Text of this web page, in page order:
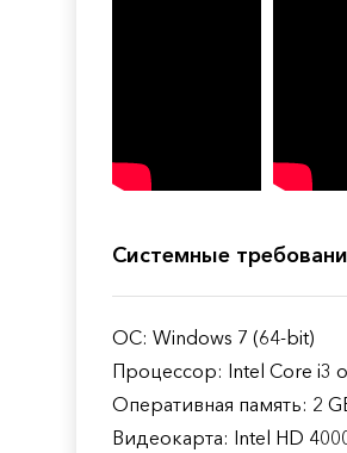
Системные
ОС: Windows 7 (64-bit)
Процессор: Intel Core i3
Оперативная память: 2
Видеокарта: Intel HD